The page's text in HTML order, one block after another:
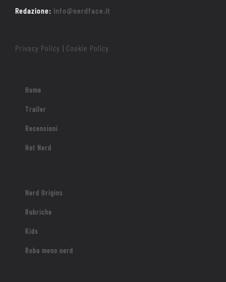
Redazione: info@nerdface.it
Privacy Policy Cookie Policy
Home
Trailer
Recensioni
Hot Nerd
Nerd Origins
Rubriche
Kids
Roba meno nerd